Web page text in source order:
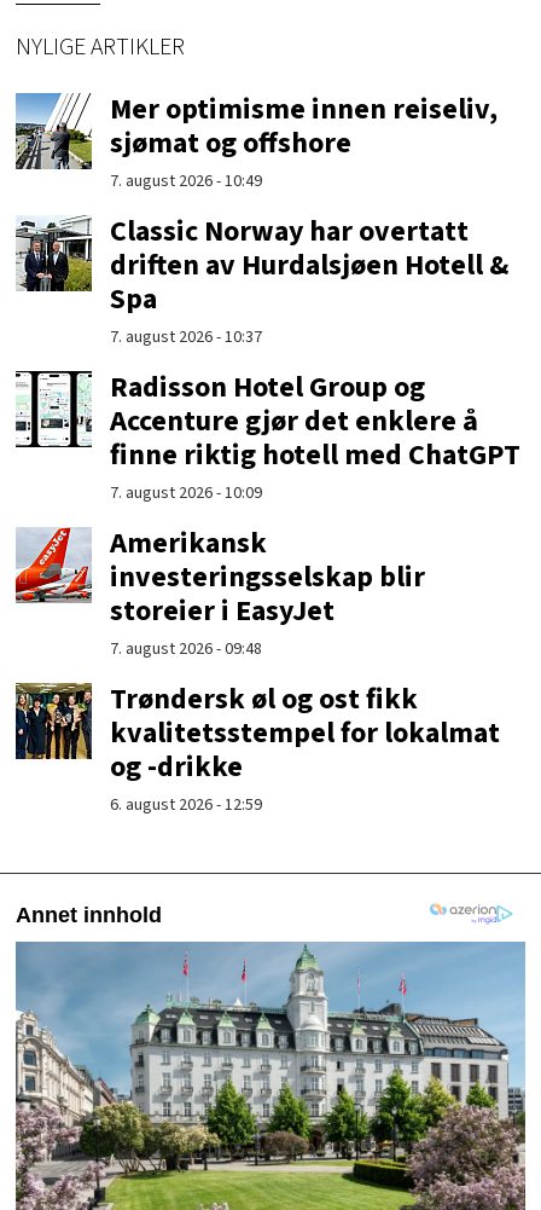
NYLIGE ARTIKLER
Mer optimisme innen reiseliv,
sjømat og offshore
7. august 2026 - 10:49
Classic Norway har overtatt
driften av Hurdalsjøen Hotell &
Spa
7. august 2026 - 10:37
Radisson Hotel Group og
Accenture gjør det enklere å
finne riktig hotell med ChatGPT
7. august 2026 - 10:09
Amerikansk
investeringsselskap blir
storeier i EasyJet
7. august 2026 - 09:48
Trøndersk øl og ost fikk
kvalitetsstempel for lokalmat
og -drikke
6. august 2026 - 12:59